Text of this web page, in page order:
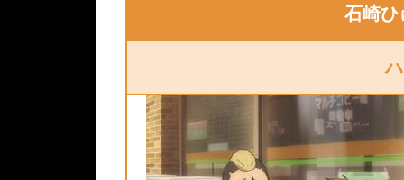
石崎